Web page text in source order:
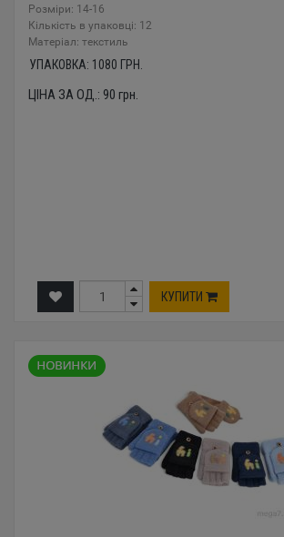
Розміри: 14-16
Кількість в упаковці: 12
Mатеріал: текстиль
УПАКОВКА: 1080 ГРН.
ЦІНА ЗА ОД.: 90 грн.
КУПИТИ